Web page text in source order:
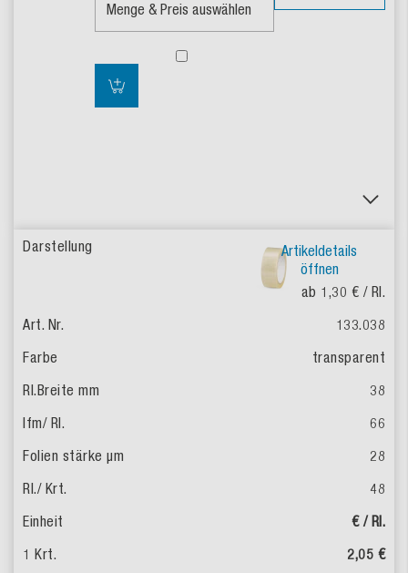
Artikeldetails
öffnen
ab 1,30 € / Rl.
133.038
transparent
38
66
28
48
€ / Rl.
2,05 €